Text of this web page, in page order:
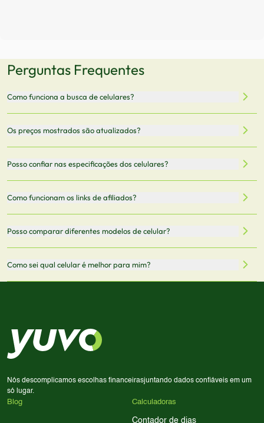
Perguntas Frequentes
Como funciona a busca de celulares?
armazenamento, memória RAM, bateria e conectividade
5G.
Os preços mostrados são atualizados?
vendedor antes de finalizar sua compra.
Posso confiar nas especificações dos celulares?
informações mais recentes de cada modelo.
Como funcionam os links de afiliados?
comissão sem custo adicional para você.
Posso comparar diferentes modelos de celular?
Sim! Você pode selecionar até 3 celulares para comparar
Como sei qual celular é melhor para mim?
processador e bateria são essenciais. Use nossos filtros
para encontrar o celular ideal.
Nós descomplicamos escolhas financeirasjuntando dados confiáveis em um
só lugar.
Blog Calculadoras
Contador de dias